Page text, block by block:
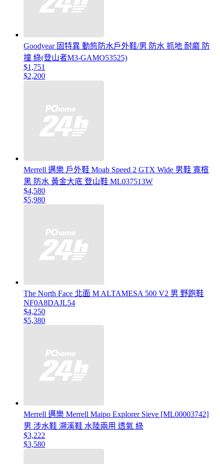
Goodyear 固特異 動態防水戶外鞋/男 防水 抓地 耐磨 防
撞 綠(登山者M3-GAMO53525)
$1,751
$2,200
Merrell 邁樂 戶外鞋 Moab Speed 2 GTX Wide 男鞋 寬楦
黑 防水 黃金大底 登山鞋 ML037513W
$4,580
$5,980
The North Face 北面 M ALTAMESA 500 V2 男 野跑鞋
NF0A8DAJL54
$4,250
$5,380
Merrell 邁樂 Merrell Maipo Explorer Sieve [ML00003742]
男 涉水鞋 溯溪鞋 水陸兩用 透氣 綠
$3,222
$3,580